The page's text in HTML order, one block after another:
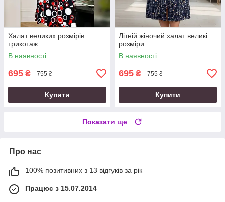
Халат великих розмірів
трикотаж
В наявності
695 ₴ 755 ₴
Купити
Літній жіночий халат великі
розміри
В наявності
695 ₴ 755 ₴
Купити
Показати ще
Про нас
100% позитивних з 13 відгуків за рік
Працює з 15.07.2014